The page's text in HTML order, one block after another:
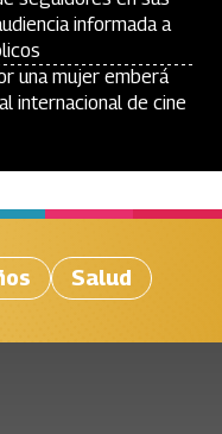
informada a
una mujer emberá
internacional de cine
Salud